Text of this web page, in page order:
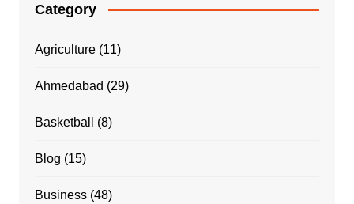
Category
Agriculture(11)
Ahmedabad (29)
Basketball (8)
Blog (15)
Business(48)